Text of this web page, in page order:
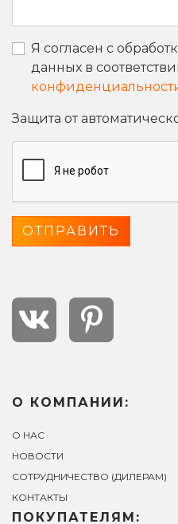
Я согласен с
данных в
Защита от
О КОМПАНИИ:
О НАС
НОВОСТИ
СОТРУДНИЧЕСТВО (ДИЛЕРАМ)
КОНТАКТЫ
ПОКУПАТЕЛЯМ: